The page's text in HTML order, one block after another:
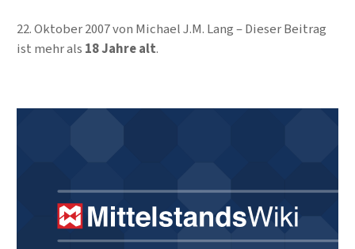
22. Oktober 2007von Michael J.M. Lang
Dieser Beitrag
ist mehr als 18 Jahre alt.